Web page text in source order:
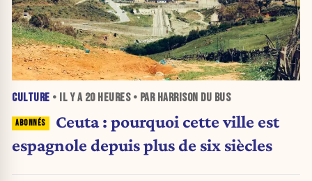
CULTURE • IL Y A 20 HEURES• PAR HARRISON DU BUS
Ceuta : pourquoi cette ville est
espagnole depuis plus de six siècles